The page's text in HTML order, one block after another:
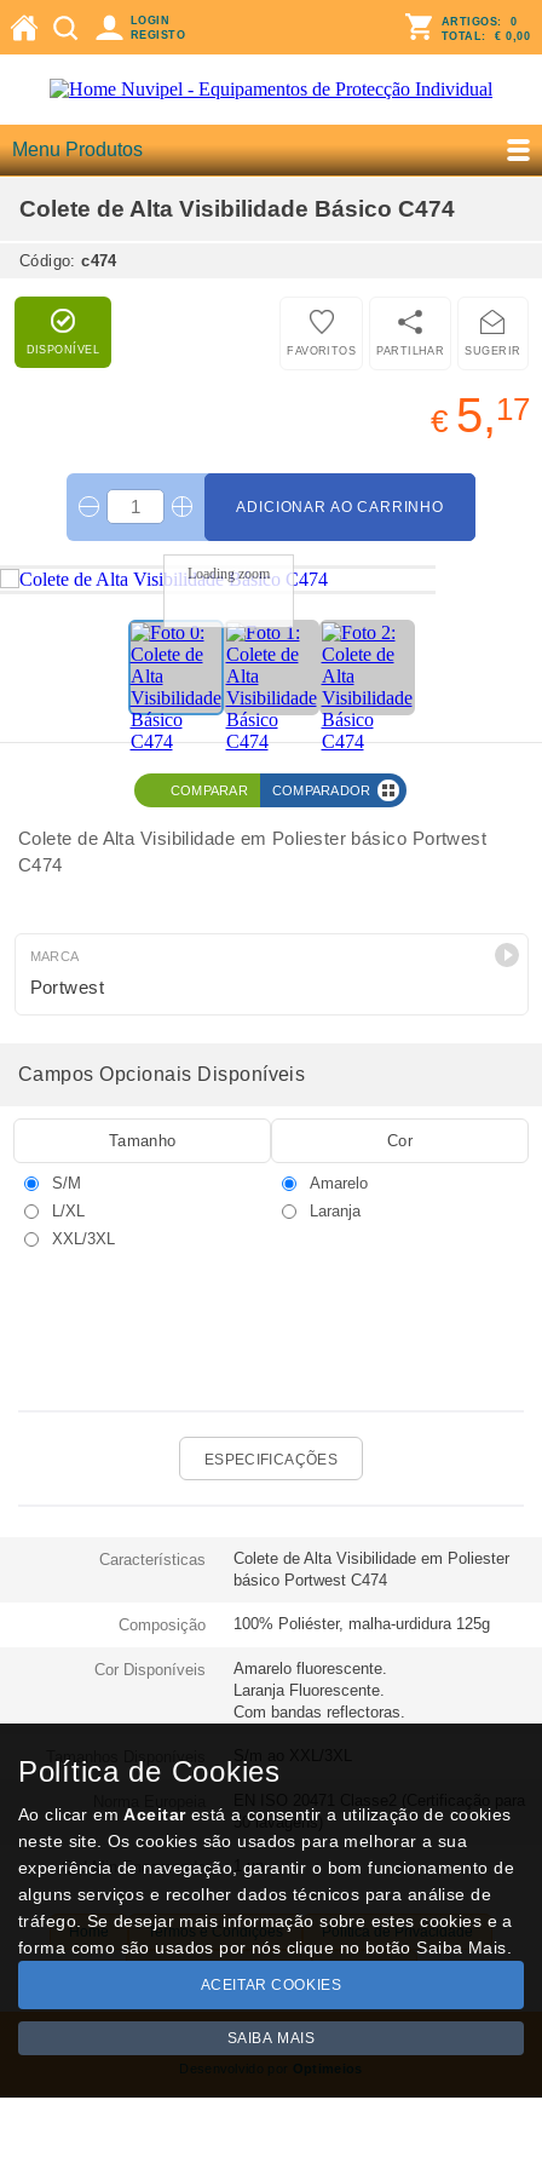
LOGIN
REGISTO
ARTIGOS: 0
TOTAL: € 0,00
Menu Produtos
Colete de Alta Visibilidade Básico C474
Código:c474
DISPONÍVEL SUGERIR
PARTILHAR
FAVORITOS
€ 5,17
ADICIONAR AO CARRINHO
Loading zoom
COMPARAR COMPARADOR
Colete de Alta Visibilidade em Poliester básico Portwest
C474
MARCA
Portwest
Campos Opcionais Disponíveis
Tamanho
S/M
L/XL
XXL/3XL
Cor
Amarelo
Laranja
ESPECIFICAÇÕES
Características
Colete de Alta Visibilidade em Poliester
básico Portwest C474
Composição 100% Poliéster, malha-urdidura 125g
Cor Disponíveis
Amarelo fluorescente.
Laranja Fluorescente.
Com bandas reflectoras.
Tamanhos Disponíveis
50 lavagens)
Qtd Min Encomenda 1 un
Home Termos e Condições Política de Privacidade
Todos os valores incluem IVA à taxa em vigor
Desenvolvido por Optimeios
Política de Cookies
Ao clicar emAceitarestá a consentir a utilização de cookies
neste site. Os cookies são usados para melhorar a sua
experiência de navegação, garantir o bom funcionamento de
alguns serviços e recolher dados técnicos para análise de
tráfego. Se desejar mais informação sobre estes cookies e a
forma como são usados por nós clique no botão Saiba Mais.
ACEITAR COOKIES
SAIBA MAIS